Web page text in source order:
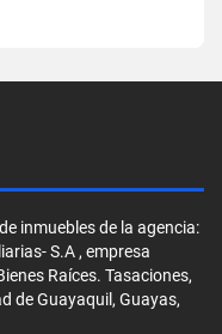
inmuebles de la agencia:
S.A , empresa
Raíces. Tasaciones,
de Guayaquil, Guayas,